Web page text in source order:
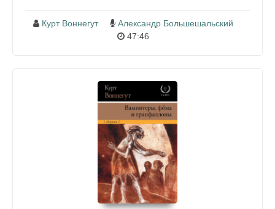
Курт Воннегут
Александр Большешальский
47:46